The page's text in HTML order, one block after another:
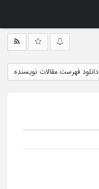
دانلود فهرست مقالات نویسنده